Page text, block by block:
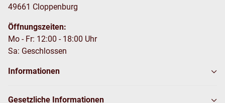
49661 Cloppenburg
Öffnungszeiten:
Mo - Fr: 12:00 - 18:00 Uhr
Sa: Geschlossen
Informationen
Gesetzliche Informationen